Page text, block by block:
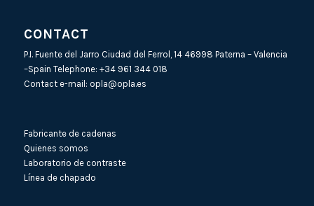
CONTACT
P.I. Fuente del Jarro Ciudad del Ferrol, 14 46998 Paterna – Valencia
–Spain Telephone: +34 961 344 018
Contact e-mail: opla@opla.es
Fabricante de cadenas
Quienes somos
Laboratorio de contraste
Línea de chapado